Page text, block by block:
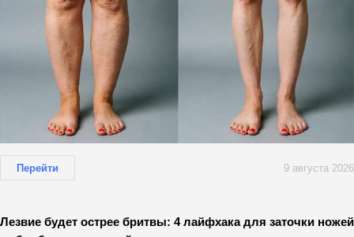
Перейти 9 августа 2026
Лезвие будет острее бритвы: 4 лайфхака для заточки ножей